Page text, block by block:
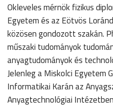
Okleveles mérnök fizikus
Egyetem és az Eötvös
közösen gondozott szakán.
műszaki tudományok
anyagtudományok és
Jelenleg a Miskolci Egyetem
Informatikai Karán az
Anyagtechnológiai